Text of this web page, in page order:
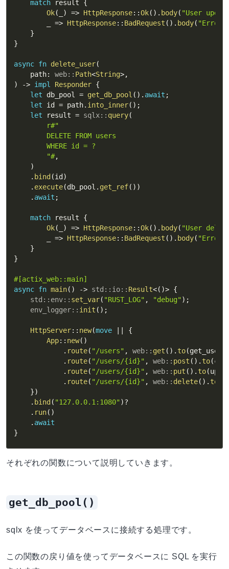
match result {
Ok( ) => HttpResponse::Ok( ) . body( "User
=> HttpResponse:: BadRequest ( ) . body( "Error
}
}
async fn delete_user(
    path
: web:: Path<String>,
)
-> impl Responder {
let db_pool = get_db_pool ( ) . await ;
let id = path. into_inner( ) ;
let result = sqlx:: query(
r#"
        DELETE FROM users
        WHERE id = ?
        "#
,
)
. bind (id )
. execute(db_pool . get_ref( ) )
. await ;
match result {
Ok( ) => HttpResponse::Ok( ) . body( "User
=> HttpResponse:: BadRequest ( ) . body( "Error
}
}
#[actix_web::main]
async fn main( ) -> std :: io:: Result<( )> {
std :: env:: set_var( "RUST_LOG" , "debug") ;
env_logger:: init ( ) ;
HttpServer:: new(move
{
App:: new( )
. route( "/users" , web:: get ( ) . to(get_users
. route( "/users/{id}" , web:: post ( ) . to(
. route( "/users/{id}" , web:: put ( ) . to(
. route( "/users/{id}" , web:: delete( ) . to
})
. bind ( "127.0.0.1:1080")?
. run( )
. await
}
それぞれの関数について説明していきます。
get_db_pool()
sqlx を使ってデータベースに接続する処理です。
この関数の戻り値を使ってデータベースに SQL を実行